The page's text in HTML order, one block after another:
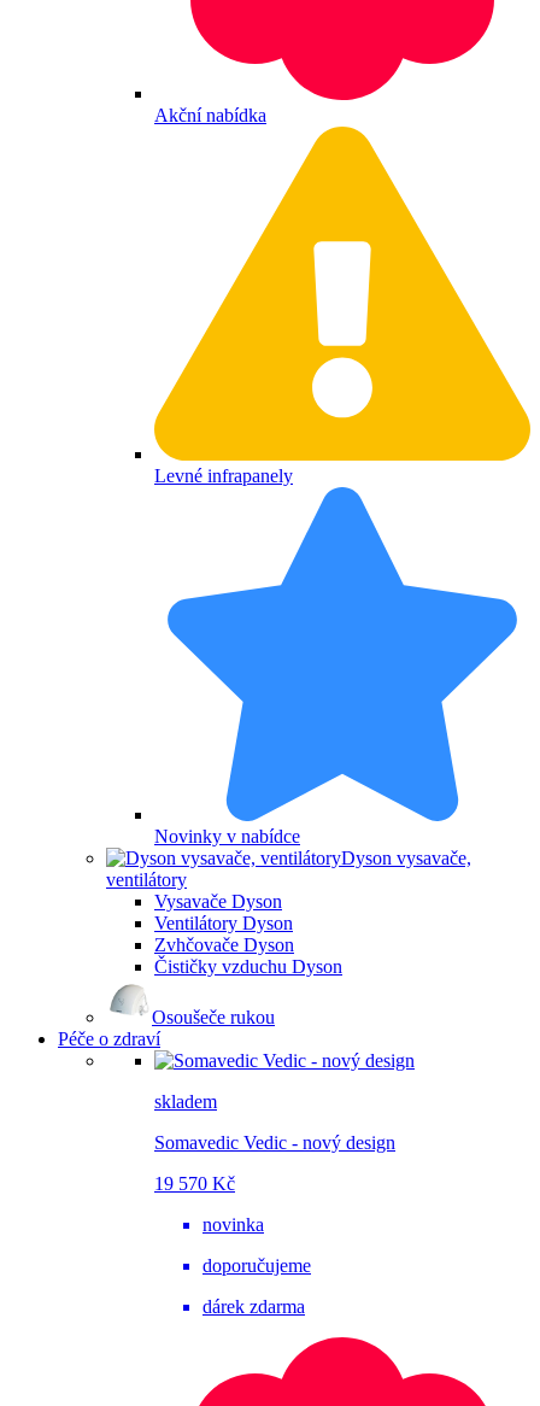
Akční nabídka
Levné infrapanely
Novinky v nabídce
Dyson vysavače,
ventilátory
Vysavače Dyson
Ventilátory Dyson
Zvhčovače Dyson
Čističky vzduchu Dyson
Osoušeče rukou
Péče o zdraví
skladem
Somavedic Vedic - nový design
19 570 Kč
novinka
doporučujeme
dárek zdarma